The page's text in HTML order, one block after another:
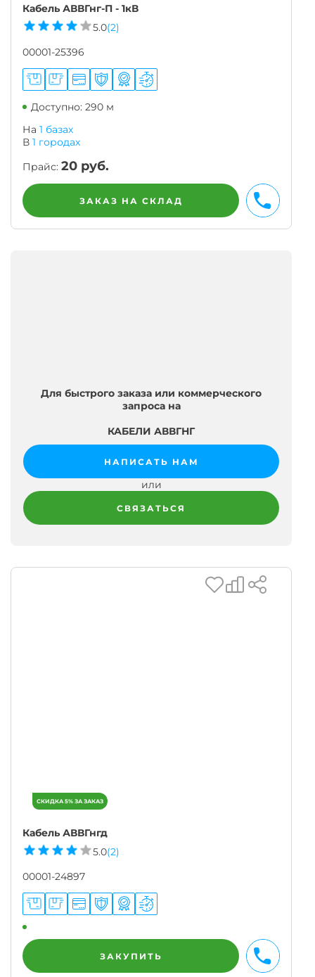
Кабель АВВГнг-П - 1кВ
5.0(2)
00001-25396
Доступно: 290 м
На 1 базах
В 1 городах
Прайс: 20 руб.
ЗАКАЗ НА СКЛАД
Для быстрого заказа или коммерческого
запроса на
КАБЕЛИ АВВГНГ
НАПИСАТЬ НАМ
или
СВЯЗАТЬСЯ
Кабель АВВГнгд
5.0(2)
00001-24897
ЗАКУПИТЬ